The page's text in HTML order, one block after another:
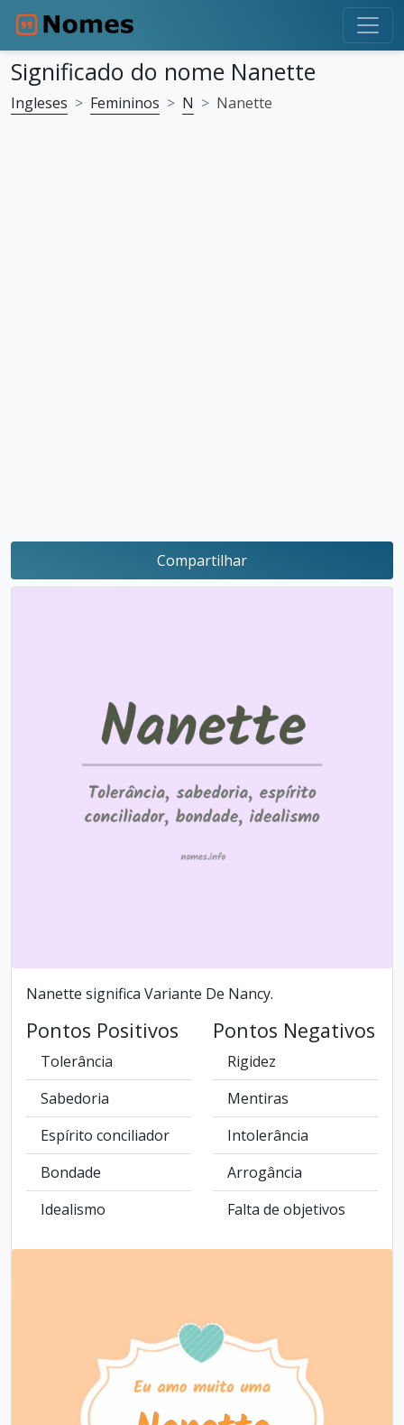
Significado do nome Nanette
Ingleses Femininos N Nanette
Compartilhar
Nanette significa Variante De Nancy.
Pontos Positivos
Tolerância
Sabedoria
Espírito conciliador
Bondade
Idealismo
Pontos Negativos
Rigidez
Mentiras
Intolerância
Arrogância
Falta de objetivos